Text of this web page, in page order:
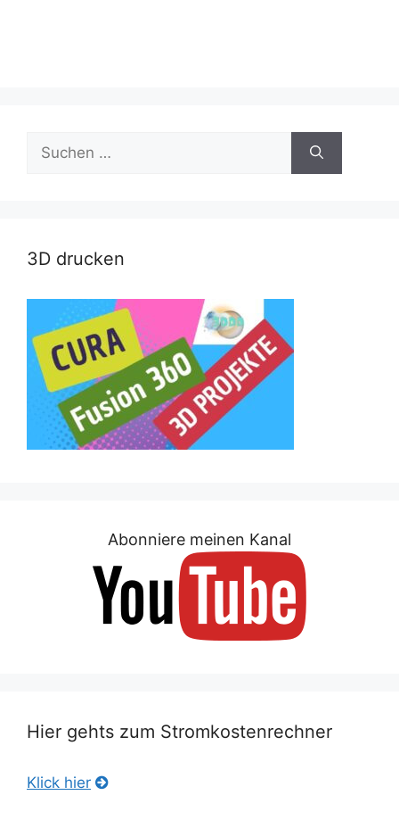
nach:
3D drucken
Abonniere meinen Kanal
Hier gehts zum Stromkostenrechner
Klick hier